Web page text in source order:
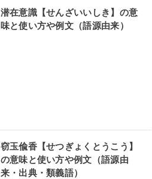
潜在意識【せんざいいしき】の意
味と使い方や例文（語源由来）
窃玉偸香【せつぎょくとうこう】
の意味と使い方や例文（語源由
来・出典・類義語）